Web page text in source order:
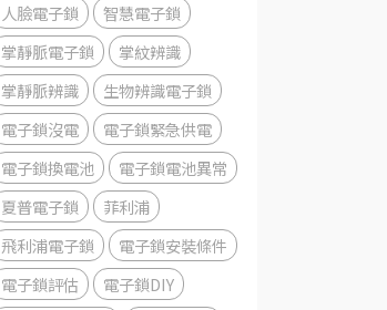
人臉電子鎖
智慧電子鎖
掌靜脈電子鎖
掌紋辨識
掌靜脈辨識
生物辨識電子鎖
電子鎖沒電
電子鎖緊急供電
電子鎖換電池
電子鎖電池異常
夏普電子鎖
菲利浦
飛利浦電子鎖
電子鎖安裝條件
電子鎖評估
電子鎖DIY